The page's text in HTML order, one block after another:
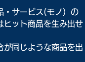
・サービス(モノ）の
ヒット商品を生み出せ
が同じような商品を出